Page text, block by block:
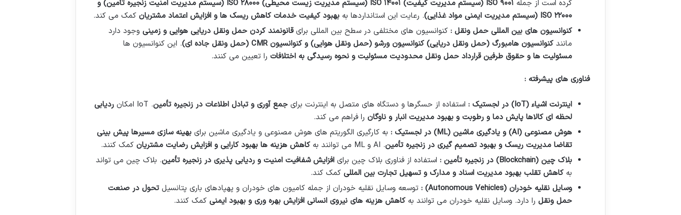
کرده است از جمله
ISO ۹۰۰۱ (سیستم مدیریت کیفیت)
ISO ۱۴۰۰۱ (سیستم مدیریت زیست محیطی)
ISO ۲۸۰۰۰
(سیستم مدیریت امنیت زنجیره تأمین) و
ISO ۲۲۰۰۰ (سیستم مدیریت ایمنی مواد غذایی). رعایت این استانداردها بهبهبود کیفیت خدمات کاهش ریسک ها و افزایش اعتماد مشتریان کمک می کند.
کنوانسیون های بین المللی حمل ونقل :کنوانسیون های مختلفی در سطح بین المللی برایقانونمند کردن حمل ونقل دریایی هوایی و زمینی وجود دارد
مانندکنوانسیون هامبورگ (حمل ونقل دریایی) کنوانسیون ورشو (حمل ونقل هوایی) و کنوانسیونCMR ( حمل ونقل جاده ای). این کنوانسیون ها
مسئولیت ها و حقوق طرفین قرارداد حمل ونقل محدودیت مسئولیت و نحوه رسیدگی به اختلافات را تعیین می کنند.
فناوری های پیشرفته :
اینترنت اشیاء (IoT) در لجستیک : استفاده از حسگرها و دستگاه های متصل به اینترنت برایجمع آوری و تبادل اطلاعات در زنجیره تأمین. IoT امکان
ردیابی
لحظه ای کالاها پایش دما و رطوبت و بهبود مدیریت انبار و ناوگان را فراهم می کند.
هوش مصنوعی (AI) و یادگیری ماشین (ML) در لجستیک : به کارگیری الگوریتم های هوش مصنوعی و یادگیری ماشین برایبهینه سازی مسیرها پیش بینی
تقاضا مدیریت ریسک و بهبود تصمیم گیری در زنجیره تأمین. AI و ML می توانند به کاهش هزینه ها بهبود کارایی و افزایش رضایت مشتریان کمک کنند.
بلاک چین (Blockchain) در زنجیره تأمین : استفاده از فناوری بلاک چین برایافزایش شفافیت امنیت و ردیابی پذیری در زنجیره تأمین. بلاک چین می تواند
بهکاهش تقلب بهبود مدیریت اسناد و مدارک و تسهیل تجارت بین المللی کمک کند.
وسایل نقلیه خودران (Autonomous Vehicles)
:توسعه وسایل نقلیه خودران از جمله کامیون های خودران و پهپادهای باری پتانسیلتحول در صنعت
حمل ونقل را دارد. وسایل نقلیه خودران می توانند بهکاهش هزینه های نیروی انسانی افزایش بهره وری و بهبود ایمنی کمک کنند.